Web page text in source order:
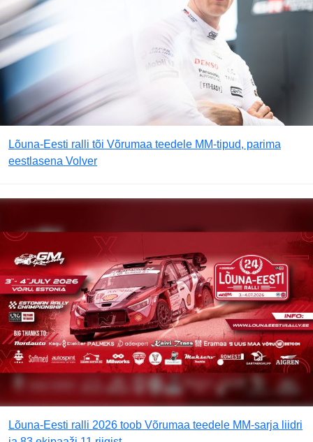
Lõuna-Eesti ralli tõi Võrumaa teedele MM-tipud, parima
eestlasena Volver
Lõuna-Eesti ralli 2026 toob Võrumaa teedele MM-sarja liidri